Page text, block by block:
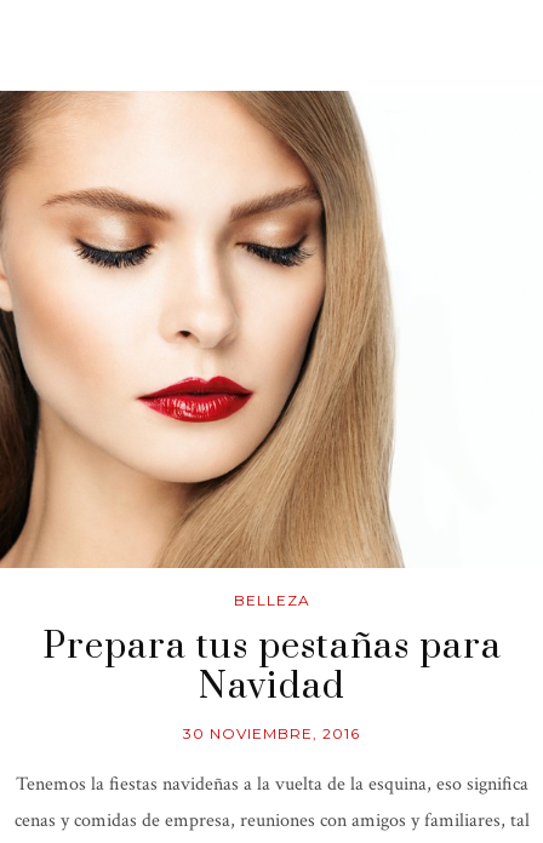
BELLEZA
Prepara tus pestañas para
Navidad
30 NOVIEMBRE, 2016
Tenemos la fiestas navideñas a la vuelta de la esquina, eso significa
cenas y comidas de empresa, reuniones con amigos y familiares, tal